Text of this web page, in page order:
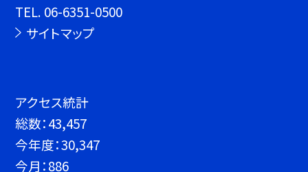
TEL. 06-6351-0500
サイトマップ
アクセス統計
総数：43,457
今年度：30,347
今月：886